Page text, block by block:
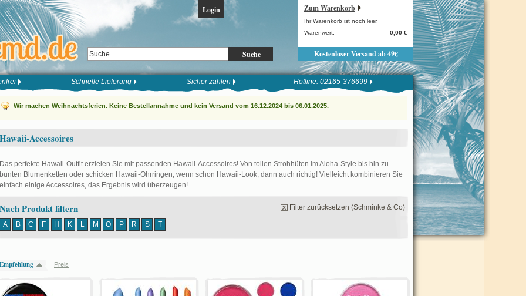
Suche
Login Zum Warenkorb
Ihr Warenkorb ist noch leer.
Warenwert:
0,00 €
Kostenloser Versand ab 49€
Schnelle Lieferung Sicher zahlen Hotline: 02165-376699
Wir machen Weihnachtsferien. Keine Bestellannahme und kein Versand vom 16.12.2024 bis 06.01.2025.
Hawaii-Accessoires
Das perfekte Hawaii-Outfit erzielen Sie mit passenden Hawaii-Accessoires! Von tollen Strohhüten im Aloha-Style bis hin zu
bunten Blumenketten oder schicken Hawaii-Ohrringen, wenn schon Hawaii-Look, dann auch richtig! Vielleicht kombinieren Sie
einfach einige Accessoires, das Ergebnis wird überzeugen!
Nach Produkt filtern
A B C F H K L M O P R S T
Filter zurücksetzen (Schminke & Co)
Empfehlung Preis